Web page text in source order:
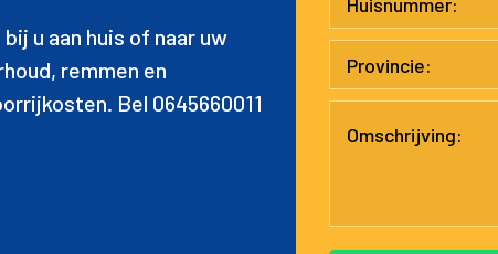
u aan huis of naar uw
remmen en
Bel 0645660011